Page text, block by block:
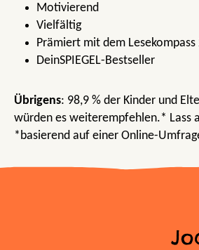
Motivierend
Vielfältig
Prämiert mit dem
DeinSPIEGEL-Bestseller
Übrigens: 98,9 % der Kinder und
würden es weiterempfehlen.* Lass
*basierend auf einer Online-